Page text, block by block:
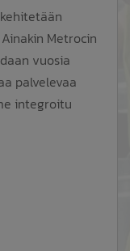
Metrocin
vuosia
palvelevaa
integroitu